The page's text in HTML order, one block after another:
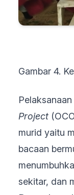
Gambar 4.
Project
murid yaitu
bacaan
sekitar, dan